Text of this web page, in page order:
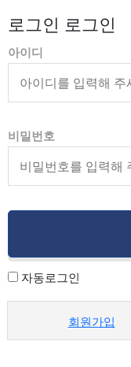
로그인 로그인
아이디
비밀번호
자동로그인
회원가입